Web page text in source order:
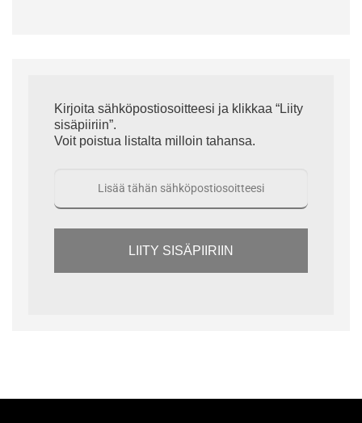
Kirjoita sähköpostiosoitteesi ja klikkaa “Liity
sisäpiiriin”.
Voit poistua listalta milloin tahansa.
LIITY SISÄPIIRIIN